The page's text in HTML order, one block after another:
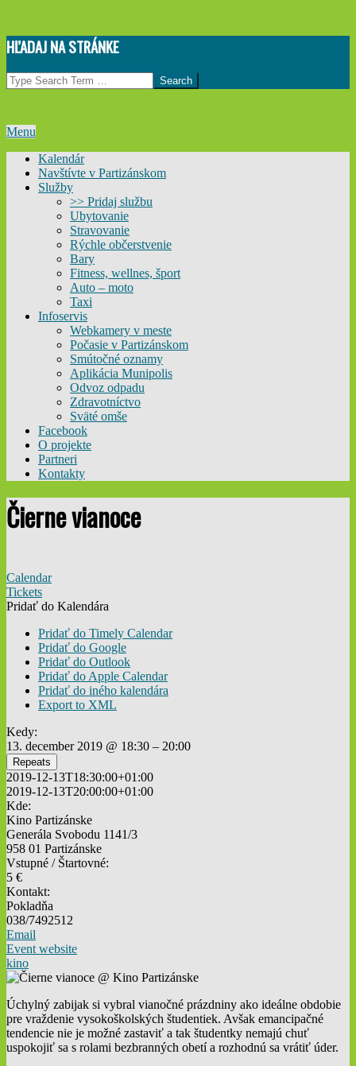
Skip
to
content
HĽADAJ NA STRÁNKE
Search
Primary
Menu
Menu
Kalendár
Navštívte v Partizánskom
Služby
>> Pridaj službu
Ubytovanie
Stravovanie
Rýchle občerstvenie
Bary
Fitness, wellnes, šport
Auto – moto
Taxi
Infoservis
Webkamery v meste
Počasie v Partizánskom
Smútočné oznamy
Aplikácia Munipolis
Odvoz odpadu
Zdravotníctvo
Sväté omše
Facebook
O projekte
Partneri
Kontakty
Čierne vianoce
Calendar
Tickets
Pridať do Kalendára
Pridať do Timely Calendar
Pridať do Google
Pridať do Outlook
Pridať do Apple Calendar
Pridať do iného kalendára
Export to XML
Kedy:
13. december 2019 @ 18:30 – 20:00
Repeats
2019-12-13T18:30:00+01:00
2019-12-13T20:00:00+01:00
Kde:
Kino Partizánske
Generála Svobodu 1141/3
958 01 Partizánske
Vstupné / Štartovné:
5 €
Kontakt:
Pokladňa
038/7492512
Email
Event website
kino
Úchylný zabijak si vybral vianočné prázdniny ako ideálne obdobie
pre vraždenie vysokoškolských študentiek. Avšak emancipačné
tendencie nie je možné zastaviť a tak študentky nemajú chuť
uspokojiť sa s rolami bezbranných obetí a rozhodnú sa vrátiť úder.